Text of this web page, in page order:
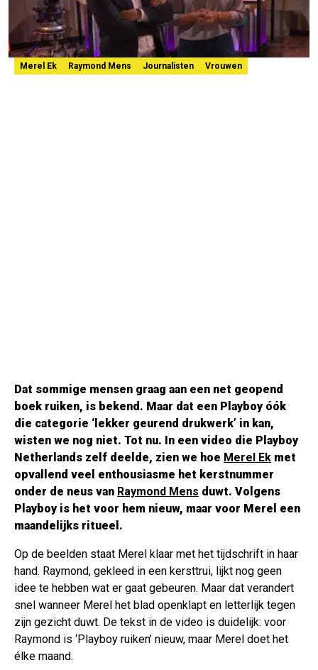
Merel Ek Raymond Mens Journalisten Vrouwen
Dat sommige mensen graag aan een net geopend
boek ruiken, is bekend. Maar dat een Playboy óók
die categorie ‘lekker geurend drukwerk’ in kan,
wisten we nog niet. Tot nu. In een video die Playboy
Netherlands zelf deelde, zien we hoe Merel Ek met
opvallend veel enthousiasme het kerstnummer
onder de neus van Raymond Mens duwt. Volgens
Playboy is het voor hem nieuw, maar voor Merel een
maandelijks ritueel.
Op de beelden staat Merel klaar met het tijdschrift in haar
hand. Raymond, gekleed in een kersttrui, lijkt nog geen
idee te hebben wat er gaat gebeuren. Maar dat verandert
snel wanneer Merel het blad openklapt en letterlijk tegen
zijn gezicht duwt. De tekst in de video is duidelijk: voor
Raymond is ‘Playboy ruiken’ nieuw, maar Merel doet het
élke maand.